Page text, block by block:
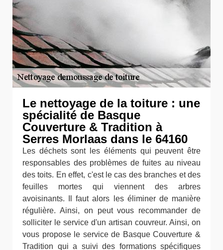
Le nettoyage de la toiture : une
spécialité de Basque
Couverture & Tradition à
Serres Morlaas dans le 64160
Les déchets sont les éléments qui peuvent être
responsables des problèmes de fuites au niveau
des toits. En effet, c'est le cas des branches et des
feuilles mortes qui viennent des arbres
avoisinants. Il faut alors les éliminer de manière
régulière. Ainsi, on peut vous recommander de
solliciter le service d'un artisan couvreur. Ainsi, on
vous propose le service de Basque Couverture &
Tradition qui a suivi des formations spécifiques